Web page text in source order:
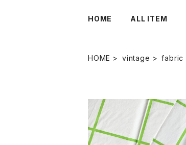
HOME ALL ITEM
HOME vintage fabric